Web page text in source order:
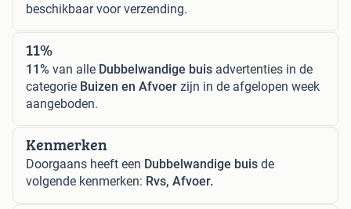
beschikbaar voor verzending.
11%
11% van alle Dubbelwandige buis advertenties in de
categorie Buizen en Afvoer zijn in de afgelopen week
aangeboden.
Kenmerken
Doorgaans heeft een Dubbelwandige buis de
volgende kenmerken: Rvs, Afvoer.